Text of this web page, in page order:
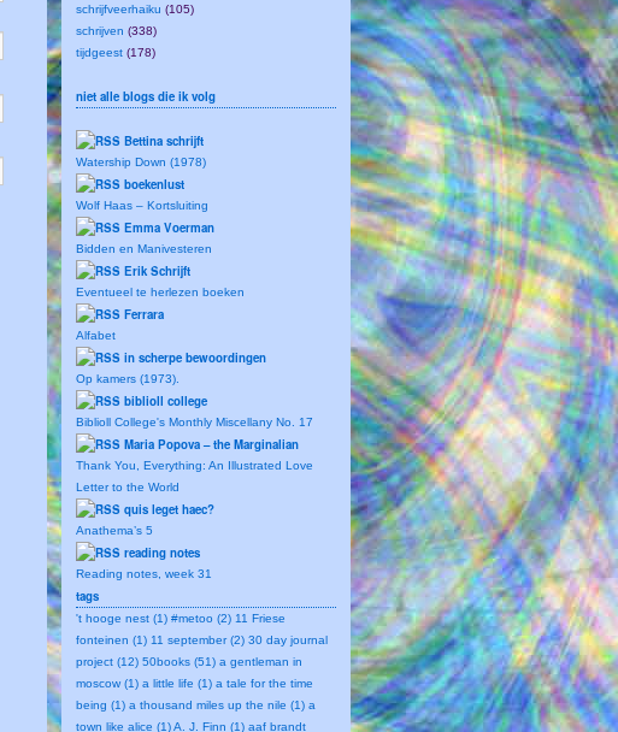
schrijfveerhaiku (105)
schrijven (338)
tijdgeest (178)
niet alle blogs die ik volg
Bettina schrijft
Watership Down (1978)
boekenlust
Wolf Haas – Kortsluiting
Emma Voerman
Bidden en Manivesteren
Erik Schrijft
Eventueel te herlezen boeken
Ferrara
Alfabet
in scherpe bewoordingen
Op kamers (1973).
biblioll college
Biblioll College's Monthly Miscellany No. 17
Maria Popova – the Marginalian
Thank You, Everything: An Illustrated Love
Letter to the World
quis leget haec?
Anathema’s 5
reading notes
Reading notes, week 31
tags
't hooge nest (1) #metoo (2) 11 Friese
fonteinen (1) 11 september (2) 30 day journal
project (12) 50books (51) a gentleman in
moscow (1) a little life (1) a tale for the time
being (1) a thousand miles up the nile (1) a
town like alice (1)A. J. Finn (1) aaf brandt